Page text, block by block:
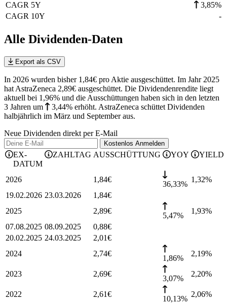
CAGR 5Y
3,85%
CAGR 10Y
-
Alle Dividenden-Daten
Export als CSV
In 2026 wurden bisher 1,84€ pro Aktie ausgeschüttet. Im Jahr 2025
hat AstraZeneca 2,89€ ausgeschüttet. Die Dividendenrendite liegt
aktuell bei 1,96% und die Ausschüttungen haben sich in den letzten
3 Jahren um 3,44% erhöht. AstraZeneca schüttet Dividenden
halbjährlich im März und September aus.
Neue Dividenden direkt per E-Mail
Kostenlos Anmelden
EX-
DATUM
ZAHLTAG AUSSCHÜTTUNG YOY YIELD
2026 1,84€
36,33%
1,32%
19.02.2026 23.03.2026 1,84€
2025
2,89€
5,47%
1,93%
07.08.2025 08.09.2025 0,88€
20.02.2025 24.03.2025 2,01€
2024
2,74€
1,86%
2,19%
2023 2,69€
3,07%
2,20%
2022 2,61€
10,13%
2,06%